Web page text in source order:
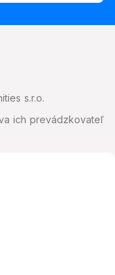
s.r.o.
ich prevádzkovateľ